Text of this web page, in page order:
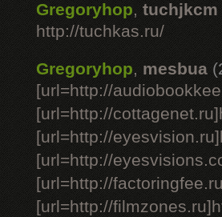
Gregoryhop,tuchjkcm
http://tuchkas.ru/
Gregoryhop, mesbua
[url=http://
[url=http://
[url=http://
[url=http://
[url=http://
[url=http://